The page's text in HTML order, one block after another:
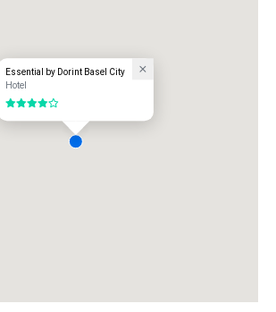
Essential by Dorint Basel City
Hotel
4 von 5